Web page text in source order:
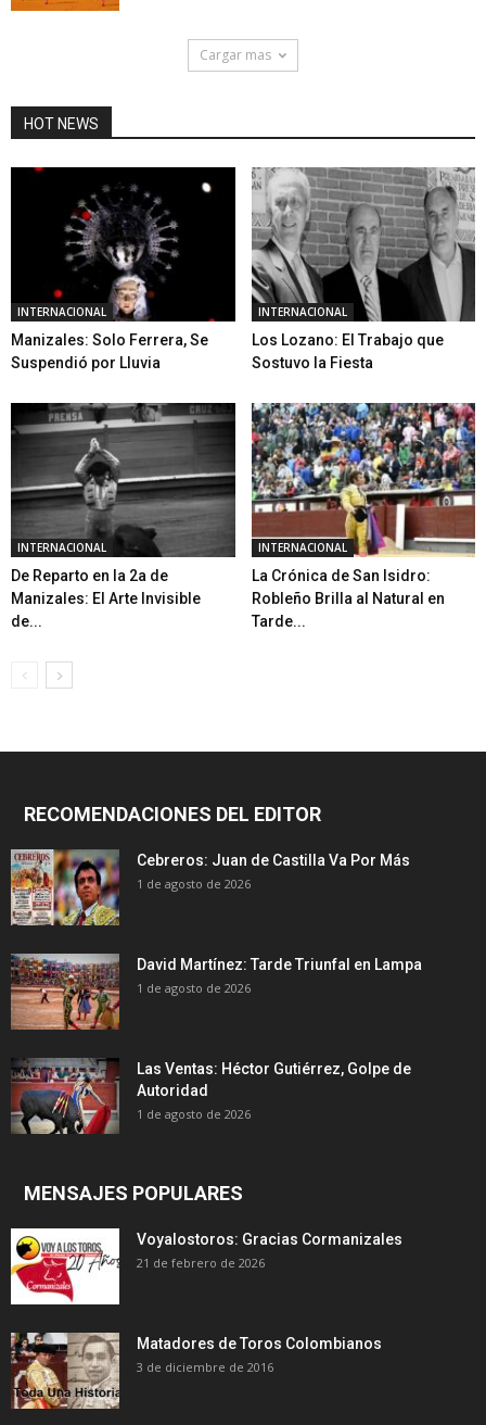
Cargar mas
HOT NEWS
INTERNACIONAL
Manizales: Solo Ferrera, Se
Suspendió por Lluvia
INTERNACIONAL
Los Lozano: El Trabajo que
Sostuvo la Fiesta
INTERNACIONAL
De Reparto en la 2a de
Manizales: El Arte Invisible
de...
INTERNACIONAL
La Crónica de San Isidro:
Robleño Brilla al Natural en
Tarde...
RECOMENDACIONES DEL EDITOR
Cebreros: Juan de Castilla Va Por Más
1 de agosto de 2026
David Martínez: Tarde Triunfal en Lampa
1 de agosto de 2026
Las Ventas: Héctor Gutiérrez, Golpe de
Autoridad
1 de agosto de 2026
MENSAJES POPULARES
Voyalostoros: Gracias Cormanizales
21 de febrero de 2026
Matadores de Toros Colombianos
3 de diciembre de 2016